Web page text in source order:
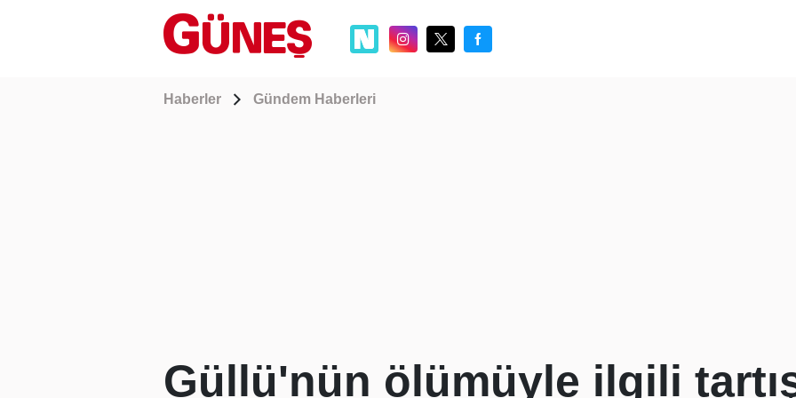
Haberler Gündem Haberleri
Güllü'nün ölümüyle ilgili